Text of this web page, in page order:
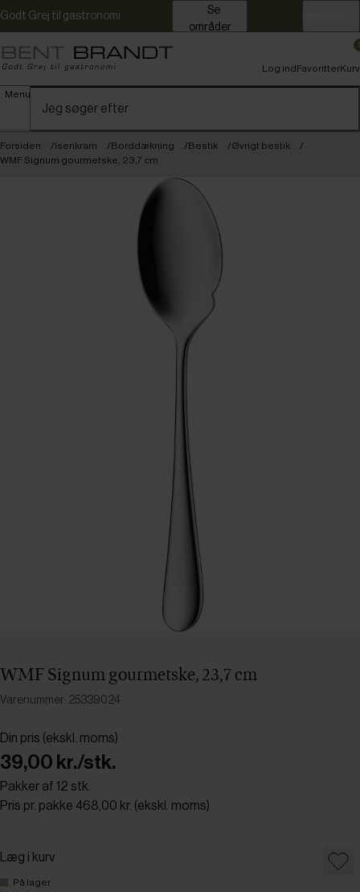
Godt Grej til gastronomi
områder
Menu
Log indFavoritterKurv
Forsiden Isenkram Borddækning Bestik
Øvrigt bestik
WMF Signum gourmetske, 23,7 cm
WMF Signum gourmetske, 23,7 cm
Varenummer: 25339024
Din pris (ekskl. moms)
39,00 kr./stk.
Pakker af 12 stk.
Pris pr. pakke 468,00 kr. (ekskl. moms)
Læg i kurv
På lager